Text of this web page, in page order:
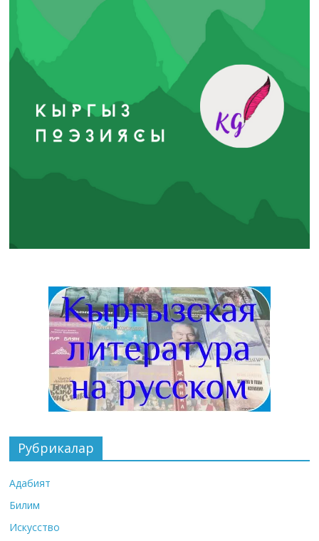
Рубрикалар
Адабият
Билим
Искусство